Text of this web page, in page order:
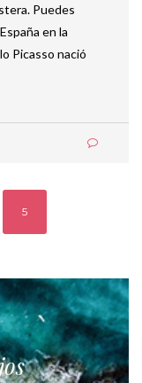
Puedes
en la
Picasso nació
5